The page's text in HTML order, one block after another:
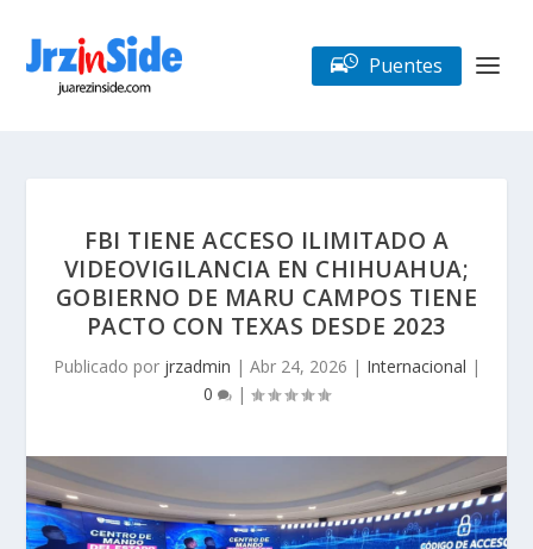
Puentes
FBI TIENE ACCESO ILIMITADO A
VIDEOVIGILANCIA EN CHIHUAHUA;
GOBIERNO DE MARU CAMPOS TIENE
PACTO CON TEXAS DESDE 2023
Publicado por jrzadmin | Abr 24, 2026 | Internacional |
0
|